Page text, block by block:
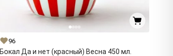
96
Бокал Да и нет (красный) Весна 450 мл.